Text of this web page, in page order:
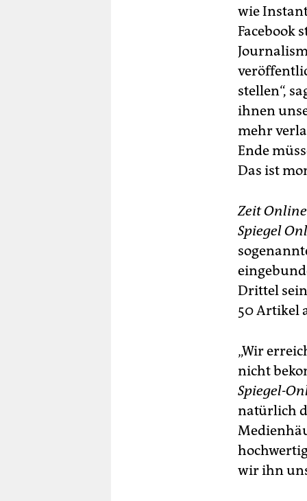
wie
Facebook
stellen“,
ihnen
mehr
Ende
Das ist
Zeit Online
Spiegel
Drittel
50 Artikel
„Wir
nicht
Spiegel-
natürlich
wir ihn